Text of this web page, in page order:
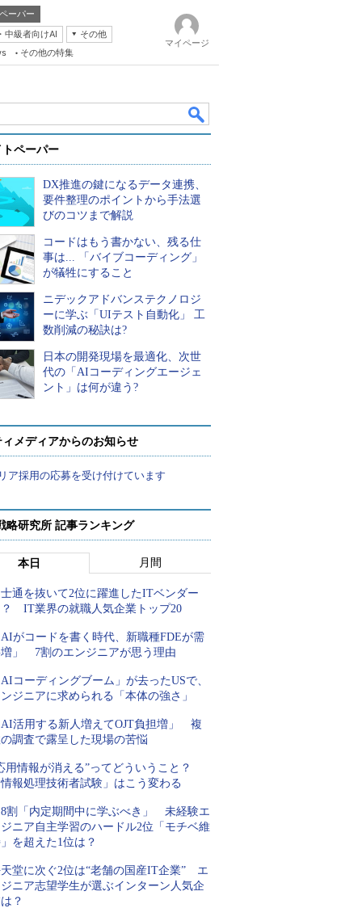
ーパー
中級者向けAI
その他
その他の特集
マイページ
ペーパー
DX推進の鍵になるデータ連携、
要件整理のポイントから手法選
びのコツまで解説
コードはもう書かない、残る仕
事は... 「バイブコーディング」
が犠牲にすること
ニデックアドバンステクノロジ
ーに学ぶ「UIテスト自動化」 工
数削減の秘訣は?
日本の開発現場を最適化、次世
代の「AIコーディングエージェ
ント」は何が違う?
メディアからのお知らせ
ア採用の応募を受け付けています
略研究所 記事ランキング
本日 月間
通を抜いて2位に躍進したITベンダー
IT業界の就職人気企業トップ20
がコードを書く時代、新職種FDEが需
」 7割のエンジニアが思う理由
コーディングブーム」が去ったUSで、
ジニアに求められる「本体の強さ」
活用する新人増えてOJT負担増」 複
調査で露呈した現場の苦悩
用情報が消える”ってどういうこと？
報処理技術者試験」はこう変わる
割「内定期間中に学ぶべき」 未経験エ
ニア自主学習のハードル2位「モチベ維
を超えた1位は？
堂に次ぐ2位は“老舗の国産IT企業” エ
ニア志望学生が選ぶインターン人気企
？